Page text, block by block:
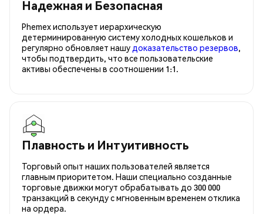
Надежная и Безопасная
Phemex использует иерархическую
детерминированную систему холодных кошельков и
регулярно обновляет нашу доказательство резервов,
чтобы подтвердить, что все пользовательские
активы обеспечены в соотношении 1:1.
Плавность и Интуитивность
Торговый опыт наших пользователей является
главным приоритетом. Наши специально созданные
торговые движки могут обрабатывать до 300 000
транзакций в секунду с мгновенным временем отклика
на ордера.